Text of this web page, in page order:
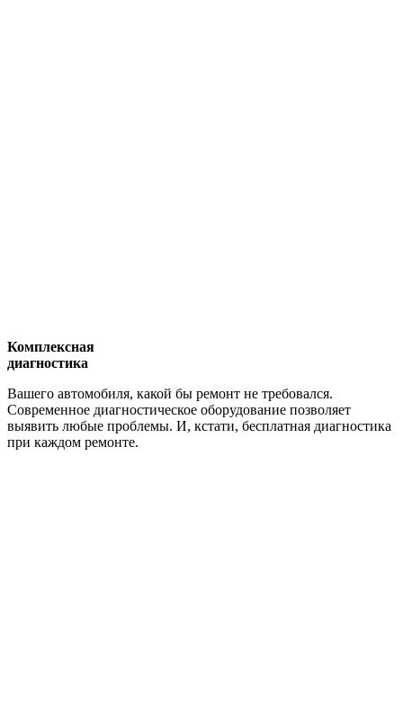
Комплексная
диагностика
Вашего автомобиля, какой бы ремонт не требовался.
Современное диагностическое оборудование позволяет
выявить любые проблемы. И, кстати, бесплатная диагностика
при каждом ремонте.